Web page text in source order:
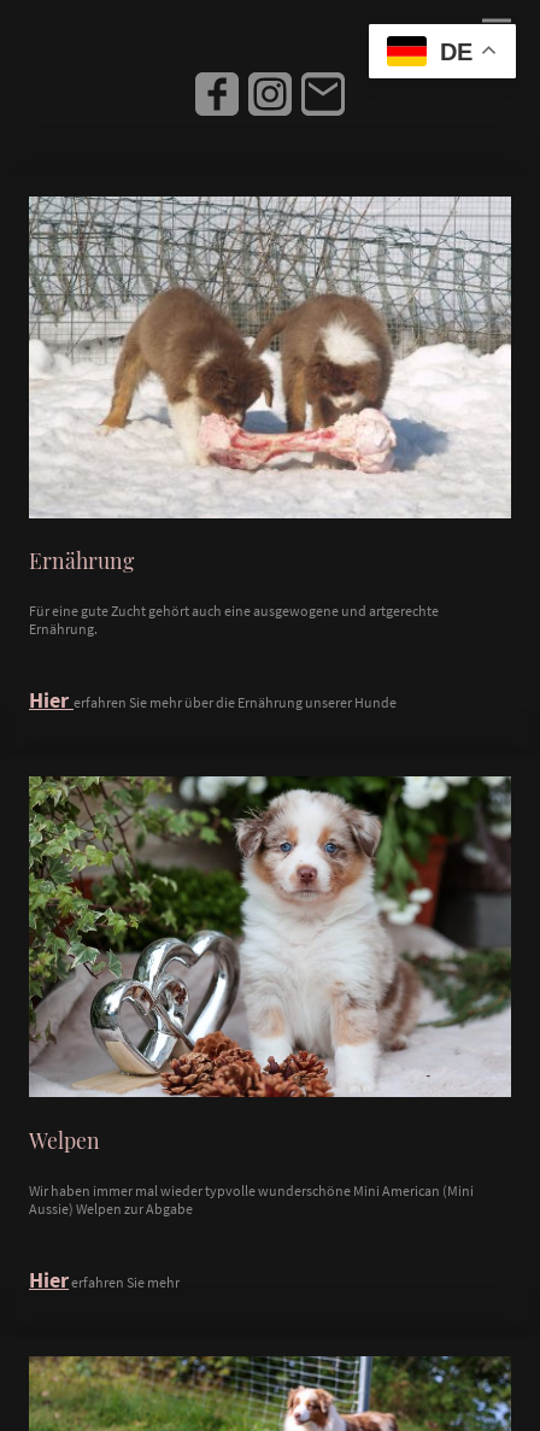
Herzlich Willkommen bei den Mini
Aussie Dreams
Ernährung
Für eine gute Zucht gehört auch eine ausgewogene und artgerechte
Ernährung.
Hier erfahren Sie mehr über die Ernährung unserer Hunde
Welpen
Wir haben immer mal wieder typvolle wunderschöne Mini American (Mini
Aussie) Welpen zur Abgabe
Hiererfahren Sie mehr
DE